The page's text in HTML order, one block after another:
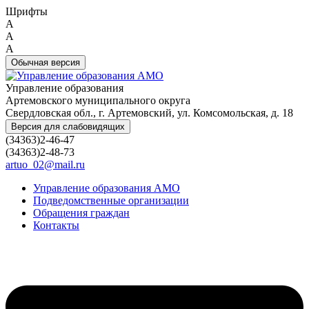
Шрифты
A
A
A
Обычная версия
Управление образования
Артемовского муниципального округа
Свердловская обл., г. Артемовский, ул. Комсомольская, д. 18
Версия для слабовидящих
(34363)2-46-47
(34363)2-48-73
artuo_02@mail.ru
Управление образования АМО
Подведомственные организации
Обращения граждан
Контакты